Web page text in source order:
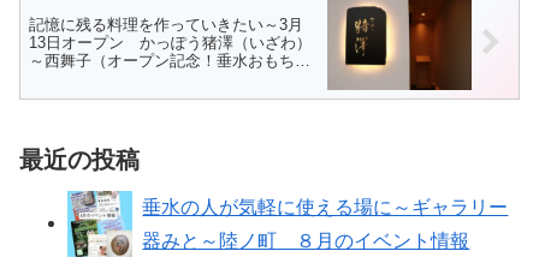
記憶に残る料理を作っていきたい～3月
13日オープン かっぽう猪澤（いざわ）
～西舞子（オープン記念！垂水おもちゃ
最近の投稿
垂水の人が気軽に使える場に～ギャラリー
器みと～陸ノ町 ８月のイベント情報